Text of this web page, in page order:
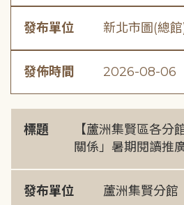
發布單位 新北市圖(總館
發佈時間 2026-08-06
標題
【蘆洲集賢區各分
關係」暑期閱讀推
發布單位 蘆洲集賢分館